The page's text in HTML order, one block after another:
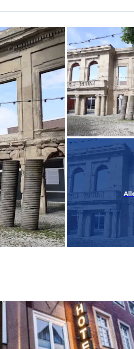
Bild melden
von Werner